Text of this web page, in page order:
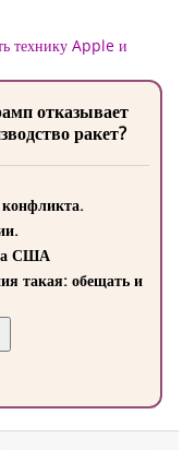
технику Apple и
отказывает
ракет?
США
такая: обещать и